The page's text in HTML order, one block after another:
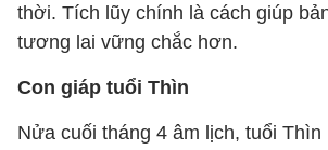
thời. Tích lũy chính là cách giúp
tương lai vững chắc hơn.
Con giáp tuổi Thìn
Nửa cuối tháng 4 âm lịch, tuổi Thìn